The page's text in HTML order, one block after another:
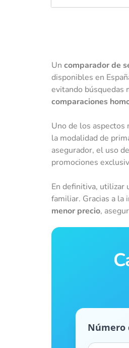
Un comparador de
disponibles en
evitando búsquedas
comparaciones
Uno de los aspectos
la modalidad de
asegurador, el uso
promociones
En definitiva, utilizar
familiar. Gracias a
menor precio,
Número